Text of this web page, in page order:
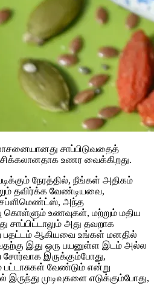
சாப்பிடுவதைத்
உணர வைக்கிறது.
நேரத்தில், நீங்கள் அதிகம்
தவிர்க்க வேண்டியவை,
அந்த
கொள்ளும் உணவுகள், மற்றும் மதிய
அது தவறாக
பதட்டம் ஆகியவை உங்கள் மனதில்
இது ஒரு பயனுள்ள இடம் அல்ல
இருக்கும்போது,
பட்டாசுகள் வேண்டும் என்று
முடிவுகளை எடுக்கும்போது,